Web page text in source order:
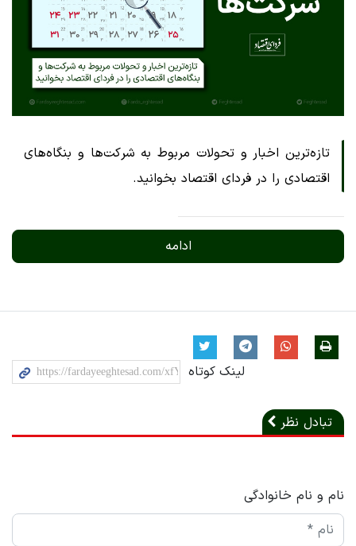
تازه‌ترین اخبار و تحولات مربوط به شرکت‌ها و بنگاه‌های
اقتصادی را در فردای اقتصاد بخوانید.
ادامه
لینک کوتاه
تبادل نظر
نام و نام خانوادگی